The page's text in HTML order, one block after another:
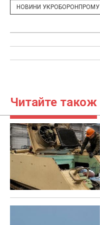
НОВИНИ УКРОБОРОНПРОМУ
Читайте також